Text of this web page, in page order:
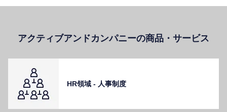
アクティブアンドカンパニーの商品・サービス
HR領域 - ⼈事制度